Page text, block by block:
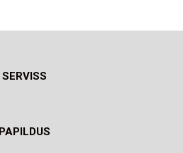
SERVISS
PAPILDUS